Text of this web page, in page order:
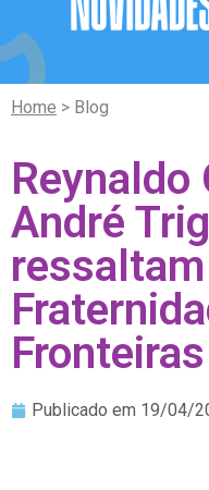
Home > Blog
Reynaldo
André
Fronteiras
Publicado em 19/04/